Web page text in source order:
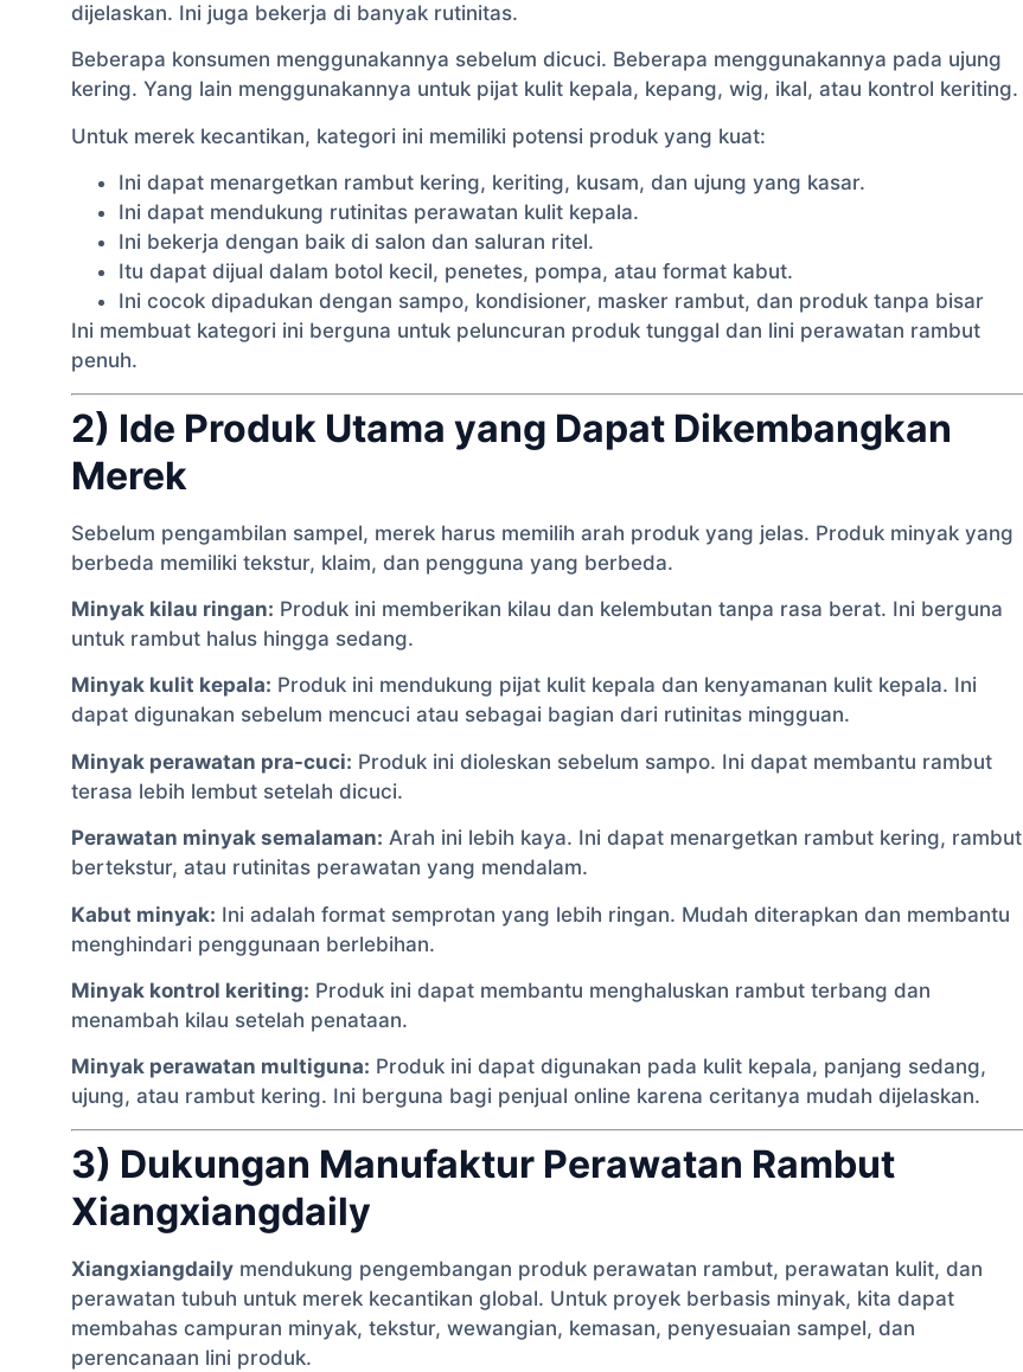
dijelaskan. Ini juga bekerja di banyak rutinitas.
Beberapa konsumen menggunakannya sebelum dicuci. Beberapa menggunakannya pada ujung
kering. Yang lain menggunakannya untuk pijat kulit kepala, kepang, wig, ikal, atau kontrol keriting.
Untuk merek kecantikan, kategori ini memiliki potensi produk yang kuat:
Ini dapat menargetkan rambut kering, keriting, kusam, dan ujung yang kasar.
Ini dapat mendukung rutinitas perawatan kulit kepala.
Ini bekerja dengan baik di salon dan saluran ritel.
Itu dapat dijual dalam botol kecil, penetes, pompa, atau format kabut.
Ini cocok dipadukan dengan sampo, kondisioner, masker rambut, dan produk tanpa bisar
Ini membuat kategori ini berguna untuk peluncuran produk tunggal dan lini perawatan rambut
penuh.
2) Ide Produk Utama yang Dapat Dikembangkan
Merek
Sebelum pengambilan sampel, merek harus memilih arah produk yang jelas. Produk minyak yang
berbeda memiliki tekstur, klaim, dan pengguna yang berbeda.
Minyak kilau ringan: Produk ini memberikan kilau dan kelembutan tanpa rasa berat. Ini berguna
untuk rambut halus hingga sedang.
Minyak kulit kepala: Produk ini mendukung pijat kulit kepala dan kenyamanan kulit kepala. Ini
dapat digunakan sebelum mencuci atau sebagai bagian dari rutinitas mingguan.
Minyak perawatan pra-cuci: Produk ini dioleskan sebelum sampo. Ini dapat membantu rambut
terasa lebih lembut setelah dicuci.
Perawatan minyak semalaman: Arah ini lebih kaya. Ini dapat menargetkan rambut kering, rambut
bertekstur, atau rutinitas perawatan yang mendalam.
Kabut minyak: Ini adalah format semprotan yang lebih ringan. Mudah diterapkan dan membantu
menghindari penggunaan berlebihan.
Minyak kontrol keriting: Produk ini dapat membantu menghaluskan rambut terbang dan
menambah kilau setelah penataan.
Minyak perawatan multiguna: Produk ini dapat digunakan pada kulit kepala, panjang sedang,
ujung, atau rambut kering. Ini berguna bagi penjual online karena ceritanya mudah dijelaskan.
3) Dukungan Manufaktur Perawatan Rambut
Xiangxiangdaily
Xiangxiangdaily mendukung pengembangan produk perawatan rambut, perawatan kulit, dan
perawatan tubuh untuk merek kecantikan global. Untuk proyek berbasis minyak, kita dapat
membahas campuran minyak, tekstur, wewangian, kemasan, penyesuaian sampel, dan
perencanaan lini produk.